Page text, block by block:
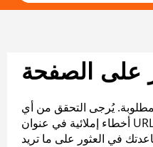
على الصفحة
يُرجى التحقق من أي
أخطاء إملائية في عنوان URL، أو عرض خريطة الموقع